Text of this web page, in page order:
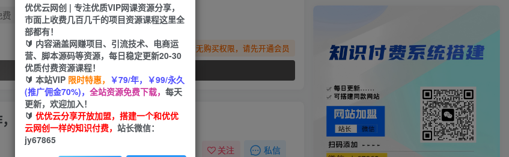
费
您暂无购买权限，请先开通会员
复制粘贴，无脑搬运日入200+
关注 私信
优优云网创 | 专注优质VIP网课资源分享，
市面上收费几百几千的项目资源课程这里全
部都有！
🔰 内容涵盖网赚项目、引流技术、电商运
营、脚本源码等资源，每日稳定更新20-30
优质付费资源课程！
🔰 本站VIP 限时特惠， ￥79/年，￥99/永久
(推广佣金70%)， 全站资源免费下载， 每天
更新，欢迎加入！
🔰 优优云分享开放加盟，搭建一个和优优
云网创一样的知识付费， 站长微信：
jy67865